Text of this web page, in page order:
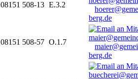
08151 508-13 E.3.2
berg.de
08151 508-57 O.1.7
berg.de